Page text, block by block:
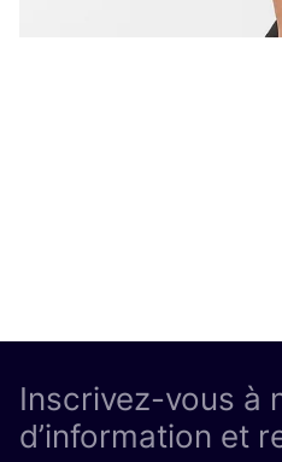
Inscrivez-vous à
d’information et